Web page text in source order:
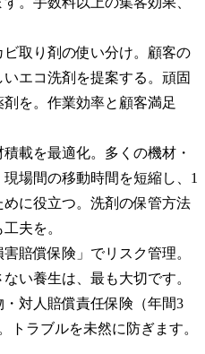
取り剤の使い分け。顧客の
エコ洗剤を提案する。頑固
を。作業効率と顧客満足
載を最適化。多くの機材・
場間の移動時間を短縮し、1
に役立つ。洗剤の保管方法
夫を。
賠償保険」でリスク管理。
い養生は、最も大切です。
対人賠償責任保険（年間3
トラブルを未然に防ぎます。